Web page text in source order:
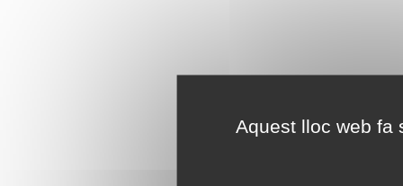
Aquest lloc web fa